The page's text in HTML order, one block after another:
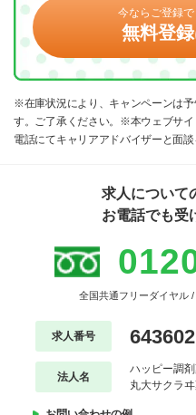
今ならご登録で
無料登
※在庫状況により、キャンペーンは
す。ご了承ください。※本ウェブサ
電話にてキャリアアドバイザーと面
求人について
お電話でも受
全国共通フリーダイヤル
求人番号 643602
法人名
ハッピー調
丸大サクラ